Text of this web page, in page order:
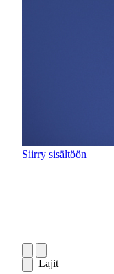
Siirry sisältöön
Lajit